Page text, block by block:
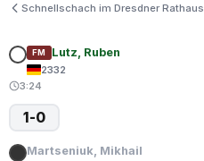
Schnellschach im Dresdner Rathaus
FM Lutz, Ruben
2332
3:24
1-0
Martseniuk, Mikhail